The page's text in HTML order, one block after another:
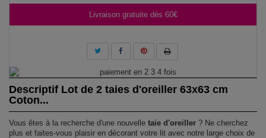
Livraison gratuite dès 60€
Descriptif Lot de 2 taies d'oreiller 63x63 cm
Coton...
Vous êtes à la recherche d'une nouvelle taie d'oreiller ? Ne cherchez
plus et faites-vous plaisir en décorant votre lit avec notre large choix de